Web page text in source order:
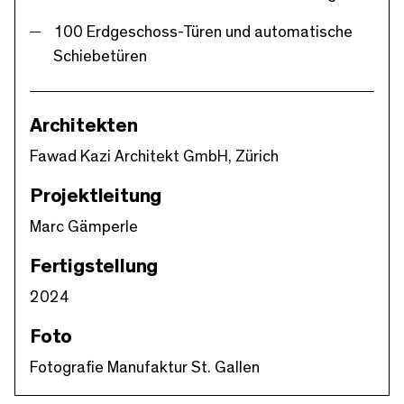
100 Erdgeschoss-Türen und automatische
Schiebetüren
Architekten
Fawad Kazi Architekt GmbH, Zürich
Projektleitung
Marc Gämperle
Fertigstellung
2024
Foto
Fotografie Manufaktur St. Gallen